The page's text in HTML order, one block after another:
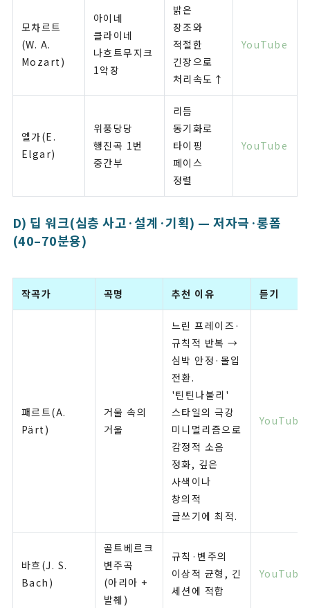
모차르트
(W. A.
Mozart)
아이네
클라이네
나흐트무지크
1악장
밝은
장조와
적절한
긴장으로
처리속도↑
YouTube
엘가(E.
Elgar)
위풍당당
행진곡 1번
중간부
리듬
동기화로
타이핑
페이스
정렬
YouTube
D) 딥 워크(심층 사고·설계·기획) — 저자극·롱폼
(40–70분용)
작곡가 곡명 추천 이유 듣기
패르트(A.
Pärt)
거울 속의
거울
느린 프레이즈·
규칙적 반복 →
심박 안정·몰입
전환.
'틴틴나불리'
스타일의 극강
미니멀리즘으로
감정적 소음
정화, 깊은
사색이나
창의적
글쓰기에 최적.
YouTube
바흐(J. S.
Bach)
골트베르크
변주곡
(아리아 +
발췌)
규칙·변주의
이상적 균형, 긴
세션에 적합
YouTube